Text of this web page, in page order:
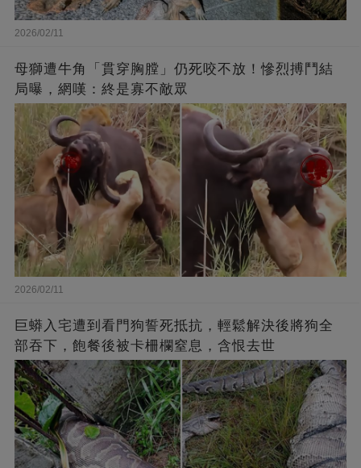
2026/02/11
母獅遭牛角「貫穿胸膛」仍死咬不放！慘烈搏鬥結
局曝，網嘆：終是寡不敵眾
2026/02/11
巨蟒入宅遭到看門狗誓死抵抗，輕鬆解決後將狗全
部吞下，飽餐後被卡柵欄窒息，含恨去世